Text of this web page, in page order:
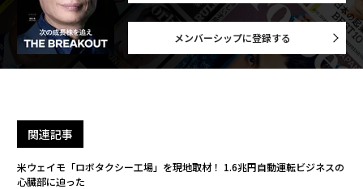
メンバーシップに登録する
関連記事
米ウェイモ「ロボタクシー工場」を現地取材！ 1.6兆円自動運転ビジネスの
心臓部に迫った